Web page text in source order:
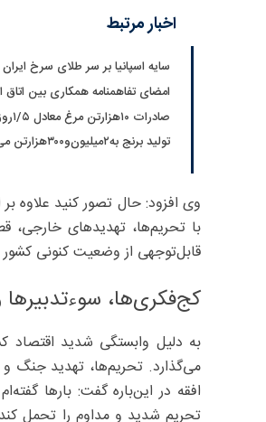
اخبار مرتبط
سایه اسپانیا بر سر طلای سرخ ایران
امضای تفاهمنامه همکاری بین اتاق
صادرات ۱۰‌هزارتن مرغ معادل ۵/‏۱روز تولید کشور است
تولید برنج به‌۲‌میلیون‌و۳۰۰‌هزارتن می‌رسد
با تحریم‌ها، تهدیدهای
قابل‌توجهی از وضعیت کنونی کشور
کج‌فکری‌ها،
به دلیل وابستگی شدید اقتصاد
می‌گذارد. تحریم‌ها، تهدید جنگ و
افقه در این‌باره گفت: بارها